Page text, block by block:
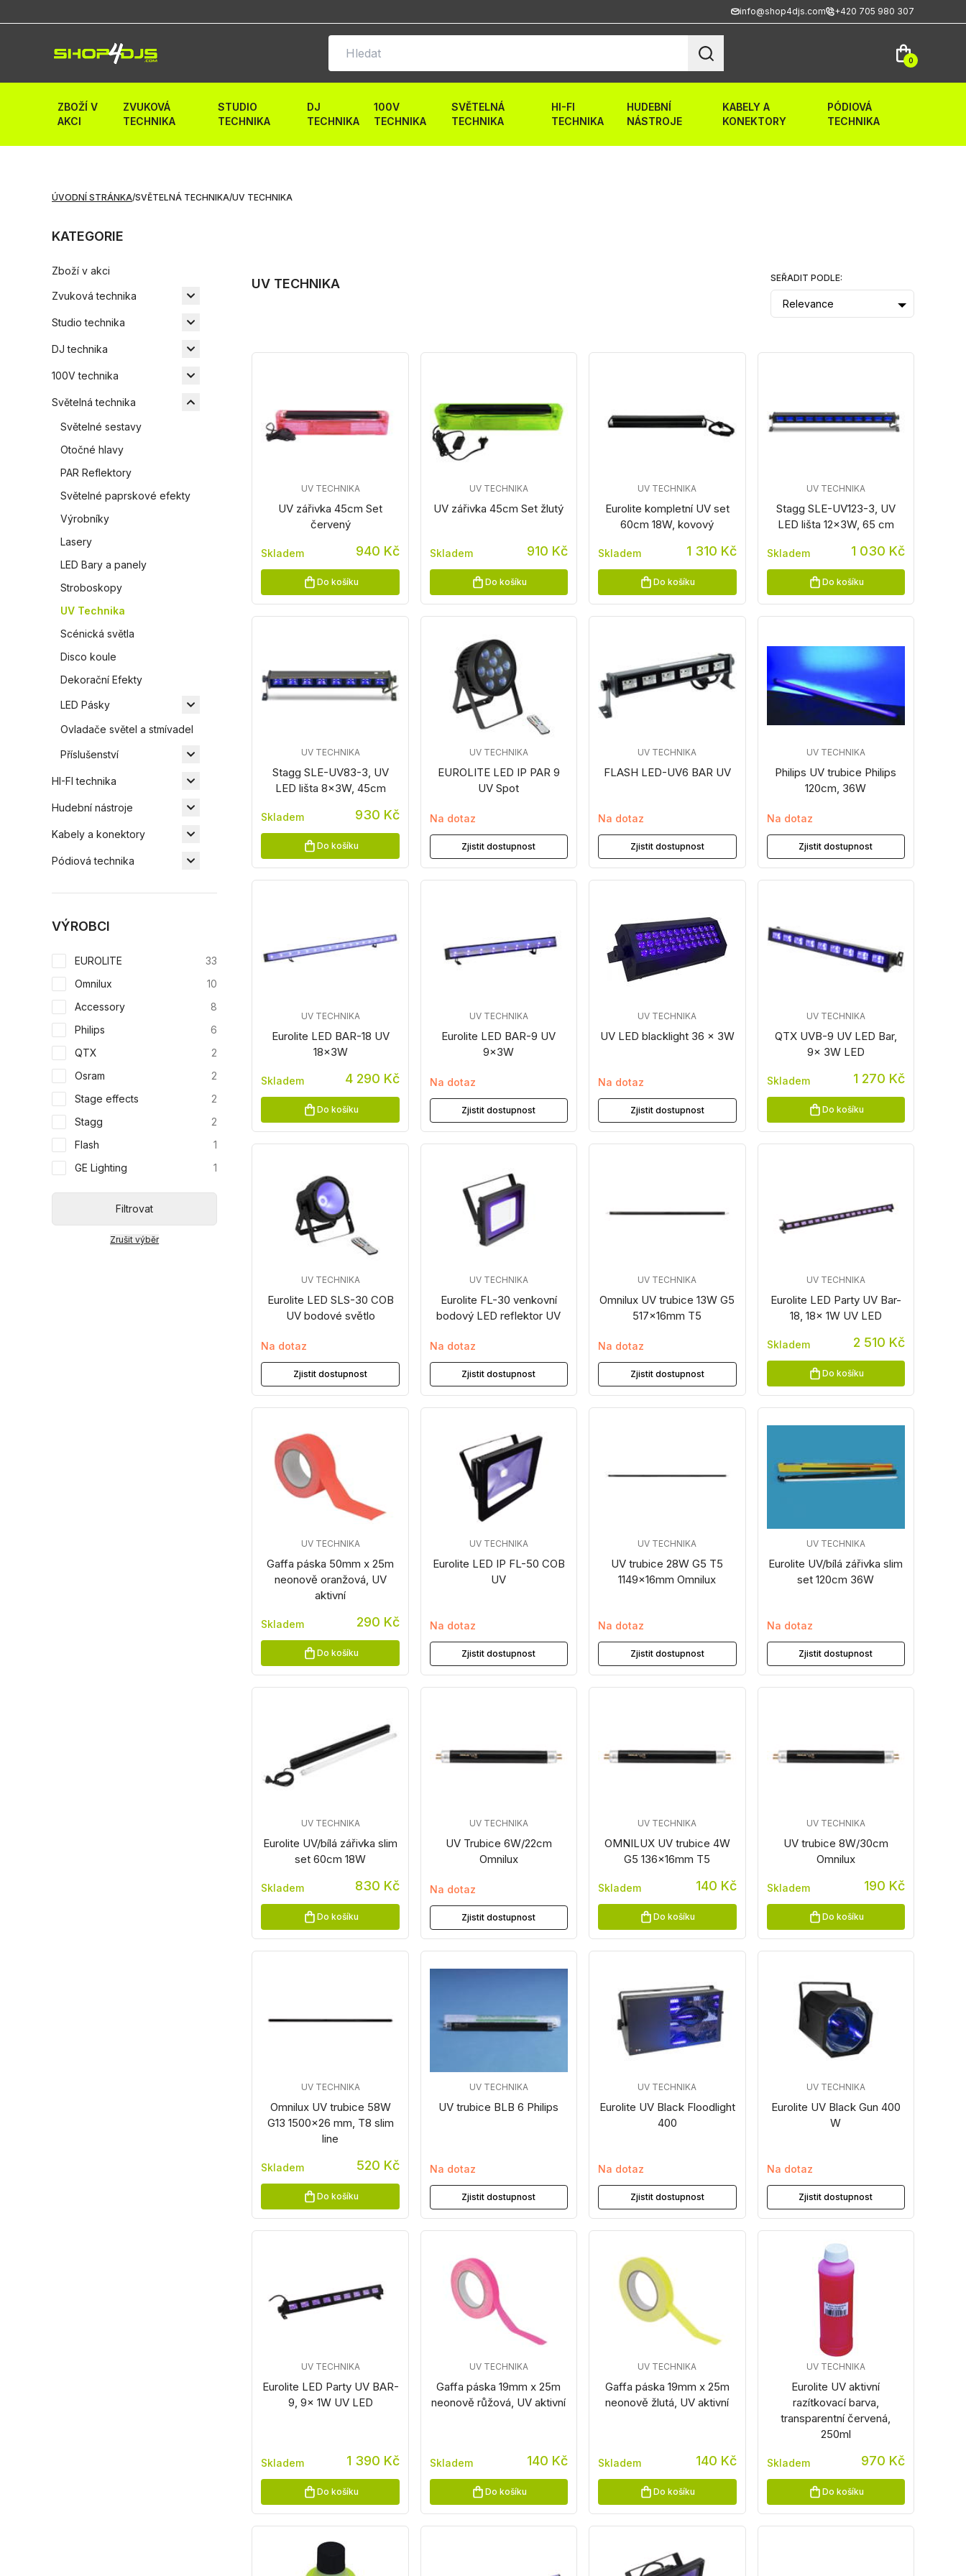
info@shop4djs.com +420 705 980 307
0
ZBOŽÍ V
AKCI
ZVUKOVÁ
TECHNIKA
STUDIO
TECHNIKA
DJ
TECHNIKA
100V
TECHNIKA
SVĚTELNÁ
TECHNIKA
HI-FI
TECHNIKA
HUDEBNÍ
NÁSTROJE
KABELY A
KONEKTORY
PÓDIOVÁ
TECHNIKA
ÚVODNÍ STRÁNKA/SVĚTELNÁ TECHNIKA/UV TECHNIKA
KATEGORIE
Zboží v akci
Zvuková technika
Studio technika
DJ technika
100V technika
Světelná technika
Světelné sestavy
Otočné hlavy
PAR Reflektory
Světelné paprskové efekty
Výrobníky
Lasery
LED Bary a panely
Stroboskopy
UV Technika
Scénická světla
Disco koule
Dekorační Efekty
LED Pásky
Ovladače světel a stmívadel
Příslušenství
HI-FI technika
Hudební nástroje
Kabely a konektory
Pódiová technika
VÝROBCI
EUROLITE
33
Omnilux
10
Accessory
8
Philips
6
QTX
2
Osram
2
Stage effects
2
Stagg
2
Flash
1
GE Lighting
1
Filtrovat
Zrušit výběr
UV TECHNIKA SEŘADIT PODLE:
Relevance
UV zářivka 45cm Set
červený
UV TECHNIKA
Skladem 940 Kč
Do košíku
UV zářivka 45cm Set žlutý
UV TECHNIKA
Skladem 910 Kč
Do košíku
Eurolite kompletní UV set
60cm 18W, kovový
UV TECHNIKA
Skladem 1 310 Kč
Do košíku
Stagg SLE-UV123-3, UV
LED lišta 12x3W, 65 cm
UV TECHNIKA
Skladem 1 030 Kč
Do košíku
Stagg SLE-UV83-3, UV
LED lišta 8x3W, 45cm
UV TECHNIKA
Skladem 930 Kč
Do košíku
EUROLITE LED IP PAR 9
UV Spot
UV TECHNIKA
Na dotaz
Zjistit dostupnost
FLASH LED-UV6 BAR UV
UV TECHNIKA
Na dotaz
Zjistit dostupnost
Philips UV trubice Philips
120cm, 36W
UV TECHNIKA
Na dotaz
Zjistit dostupnost
Eurolite LED BAR-18 UV
18x3W
UV TECHNIKA
Skladem 4 290 Kč
Do košíku
Eurolite LED BAR-9 UV
9x3W
UV TECHNIKA
Na dotaz
Zjistit dostupnost
UV LED blacklight 36 x 3W
UV TECHNIKA
Na dotaz
Zjistit dostupnost
QTX UVB-9 UV LED Bar,
9x 3W LED
UV TECHNIKA
Skladem 1 270 Kč
Do košíku
Eurolite LED SLS-30 COB
UV bodové světlo
UV TECHNIKA
Na dotaz
Zjistit dostupnost
Eurolite FL-30 venkovní
bodový LED reflektor UV
UV TECHNIKA
Na dotaz
Zjistit dostupnost
Omnilux UV trubice 13W G5
517x16mm T5
UV TECHNIKA
Na dotaz
Zjistit dostupnost
Eurolite LED Party UV Bar-
18, 18x 1W UV LED
UV TECHNIKA
Skladem 2 510 Kč
Do košíku
Gaffa páska 50mm x 25m
neonově oranžová, UV
aktivní
UV TECHNIKA
Skladem 290 Kč
Do košíku
Eurolite LED IP FL-50 COB
UV
UV TECHNIKA
Na dotaz
Zjistit dostupnost
UV trubice 28W G5 T5
1149x16mm Omnilux
UV TECHNIKA
Na dotaz
Zjistit dostupnost
Eurolite UV/bílá zářivka slim
set 120cm 36W
UV TECHNIKA
Na dotaz
Zjistit dostupnost
Eurolite UV/bílá zářivka slim
set 60cm 18W
UV TECHNIKA
Skladem 830 Kč
Do košíku
UV Trubice 6W/22cm
Omnilux
UV TECHNIKA
Na dotaz
Zjistit dostupnost
OMNILUX UV trubice 4W
G5 136x16mm T5
UV TECHNIKA
Skladem 140 Kč
Do košíku
UV trubice 8W/30cm
Omnilux
UV TECHNIKA
Skladem 190 Kč
Do košíku
Omnilux UV trubice 58W
G13 1500x26 mm, T8 slim
line
UV TECHNIKA
Skladem 520 Kč
Do košíku
UV trubice BLB 6 Philips
UV TECHNIKA
Na dotaz
Zjistit dostupnost
Eurolite UV Black Floodlight
400
UV TECHNIKA
Na dotaz
Zjistit dostupnost
Eurolite UV Black Gun 400
W
UV TECHNIKA
Na dotaz
Zjistit dostupnost
Eurolite LED Party UV BAR-
9, 9x 1W UV LED
UV TECHNIKA
Skladem 1 390 Kč
Do košíku
Gaffa páska 19mm x 25m
neonově růžová, UV aktivní
UV TECHNIKA
Skladem 140 Kč
Do košíku
Gaffa páska 19mm x 25m
neonově žlutá, UV aktivní
UV TECHNIKA
Skladem 140 Kč
Do košíku
Eurolite UV aktivní
razítkovací barva,
transparentní červená,
250ml
UV TECHNIKA
Skladem 970 Kč
Do košíku